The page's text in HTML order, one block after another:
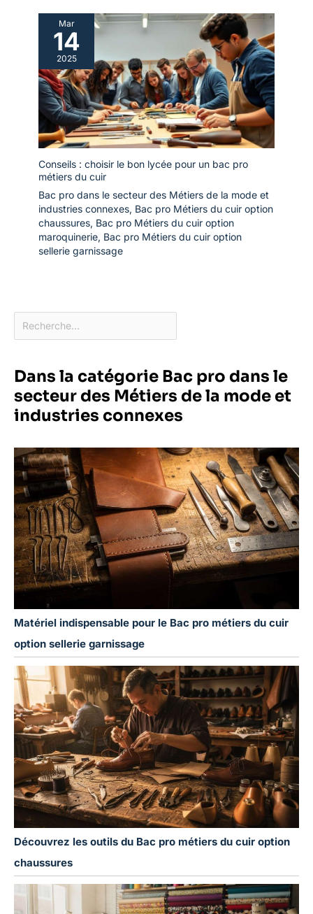
Mar
14
2025
Conseils : choisir le bon lycée pour un bac pro
métiers du cuir
Bac pro dans le secteur des Métiers de la mode et
industries connexes, Bac pro Métiers du cuir option
chaussures, Bac pro Métiers du cuir option
maroquinerie, Bac pro Métiers du cuir option
sellerie garnissage
Dans la catégorie Bac pro dans le
secteur des Métiers de la mode et
industries connexes
Matériel indispensable pour le Bac pro métiers du cuir
option sellerie garnissage
Découvrez les outils du Bac pro métiers du cuir option
chaussures